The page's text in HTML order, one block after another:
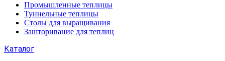
Промышленные теплицы
Туннельные теплицы
Столы для выращивания
Зашторивание для теплиц
Каталог